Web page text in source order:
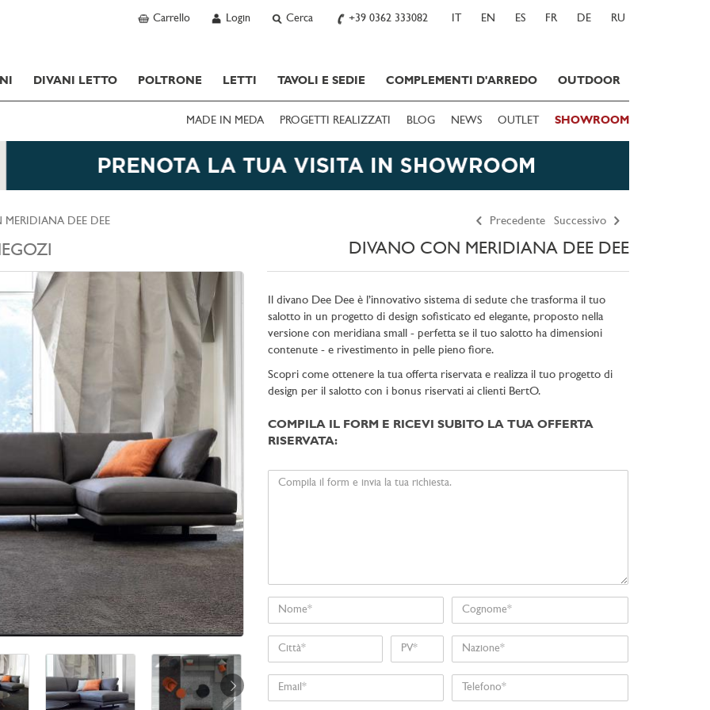
Carrello Login Cerca +39 0362 333082 IT EN ES FR DE RU
DIVANI LETTO POLTRONE LETTI TAVOLI E SEDIE COMPLEMENTI D'ARREDO OUTDOOR
MADE IN MEDA PROGETTI REALIZZATI BLOG NEWS OUTLET SHOWROOM
Precedente Successivo
DEE DEE
DIVANO CON MERIDIANA DEE DEE
Il divano Dee Dee è l’innovativo sistema di sedute che trasforma il tuo
salotto in un progetto di design sofisticato ed elegante, proposto nella
versione con meridiana small - perfetta se il tuo salotto ha dimensioni
contenute - e rivestimento in pelle pieno fiore.
Scopri come ottenere la tua offerta riservata e realizza il tuo progetto di
design per il salotto con i bonus riservati ai clienti BertO.
COMPILA IL FORM E RICEVI SUBITO LA TUA OFFERTA
RISERVATA:
Nome Cognome
Città Nome Nazione
Email Telefono